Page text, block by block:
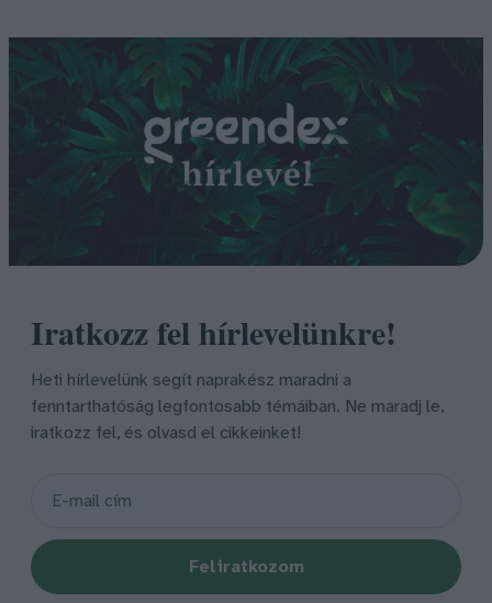
Iratkozz fel hírlevelünkre!
Heti hírlevelünk segít naprakész maradni a
fenntarthatóság legfontosabb témáiban. Ne maradj le,
iratkozz fel, és olvasd el cikkeinket!
Feliratkozom